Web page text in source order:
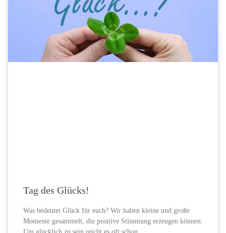
Tag des Glücks!
Was bedeutet Glück für euch? Wir haben kleine und große
Momente gesammelt, die positive Stimmung erzeugen können.